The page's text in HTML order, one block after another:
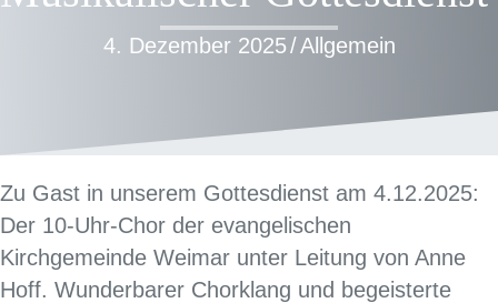
4. Dezember 2025/Allgemein
Zu Gast in unserem Gottesdienst am 4.12.2025:
Der 10-Uhr-Chor der evangelischen
Kirchgemeinde Weimar unter Leitung von Anne
Hoff. Wunderbarer Chorklang und begeisterte